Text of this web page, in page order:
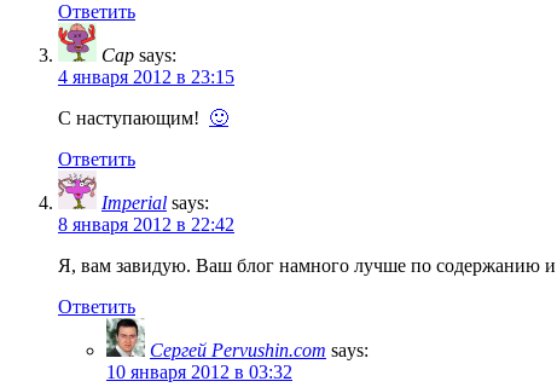
Ответить
Cap says:
4 января 2012 в 23:15
С наступающим! 🙂
Ответить
Imperial says:
8 января 2012 в 22:42
Я, вам завидую. Ваш блог намного лучше по содержанию
Ответить
Сергей Pervushin.com says:
10 января 2012 в 03:32